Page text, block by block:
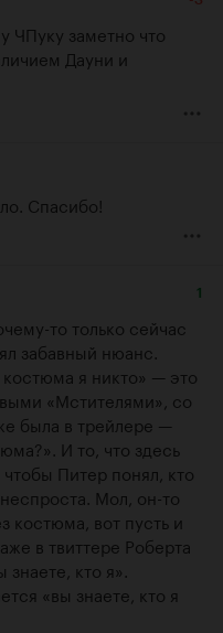
ЧПуку заметно что
Дауни и
Спасибо!
1
то только сейчас
забавный нюанс.
я никто» — это
«Мстителями», со
была в трейлере —
И то, что здесь
Питер понял, кто
Мол, он-то
костюма, вот пусть и
в твиттере Роберта
кто я».
«вы знаете, кто я